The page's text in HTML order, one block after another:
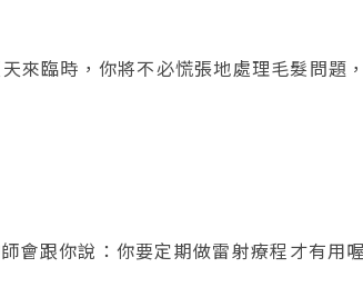
天來臨時，你將不必慌張地處理毛髮問題
跟你說：你要定期做雷射療程才有用